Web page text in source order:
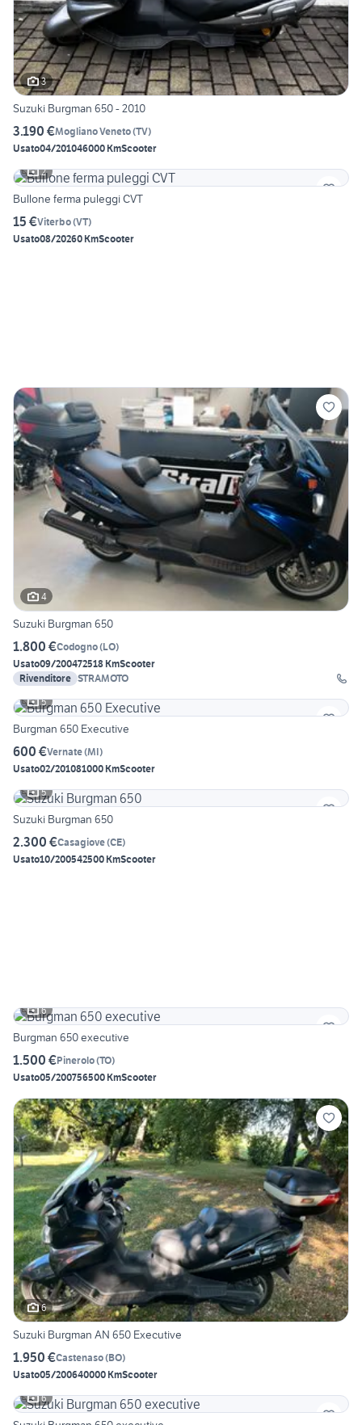
3
Suzuki Burgman 650 - 2010
3.190 €Mogliano Veneto(TV)
Usato04/201046000 KmScooter
2
Bullone ferma puleggi CVT
15 €Viterbo(VT)
Usato08/20260 KmScooter
4
Suzuki Burgman 650
1.800 €Codogno(LO)
Usato09/200472518 KmScooter
Rivenditore STRAMOTO
5
Burgman 650 Executive
600 €Vernate(MI)
Usato02/201081000 KmScooter
5
Suzuki Burgman 650
2.300 €Casagiove(CE)
Usato10/200542500 KmScooter
6
Burgman 650 executive
1.500 €Pinerolo(TO)
Usato05/200756500 KmScooter
6
Suzuki Burgman AN 650 Executive
1.950 €Castenaso(BO)
Usato05/200640000 KmScooter
6